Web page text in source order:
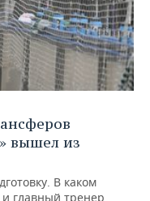
вышел из
В каком
главный тренер